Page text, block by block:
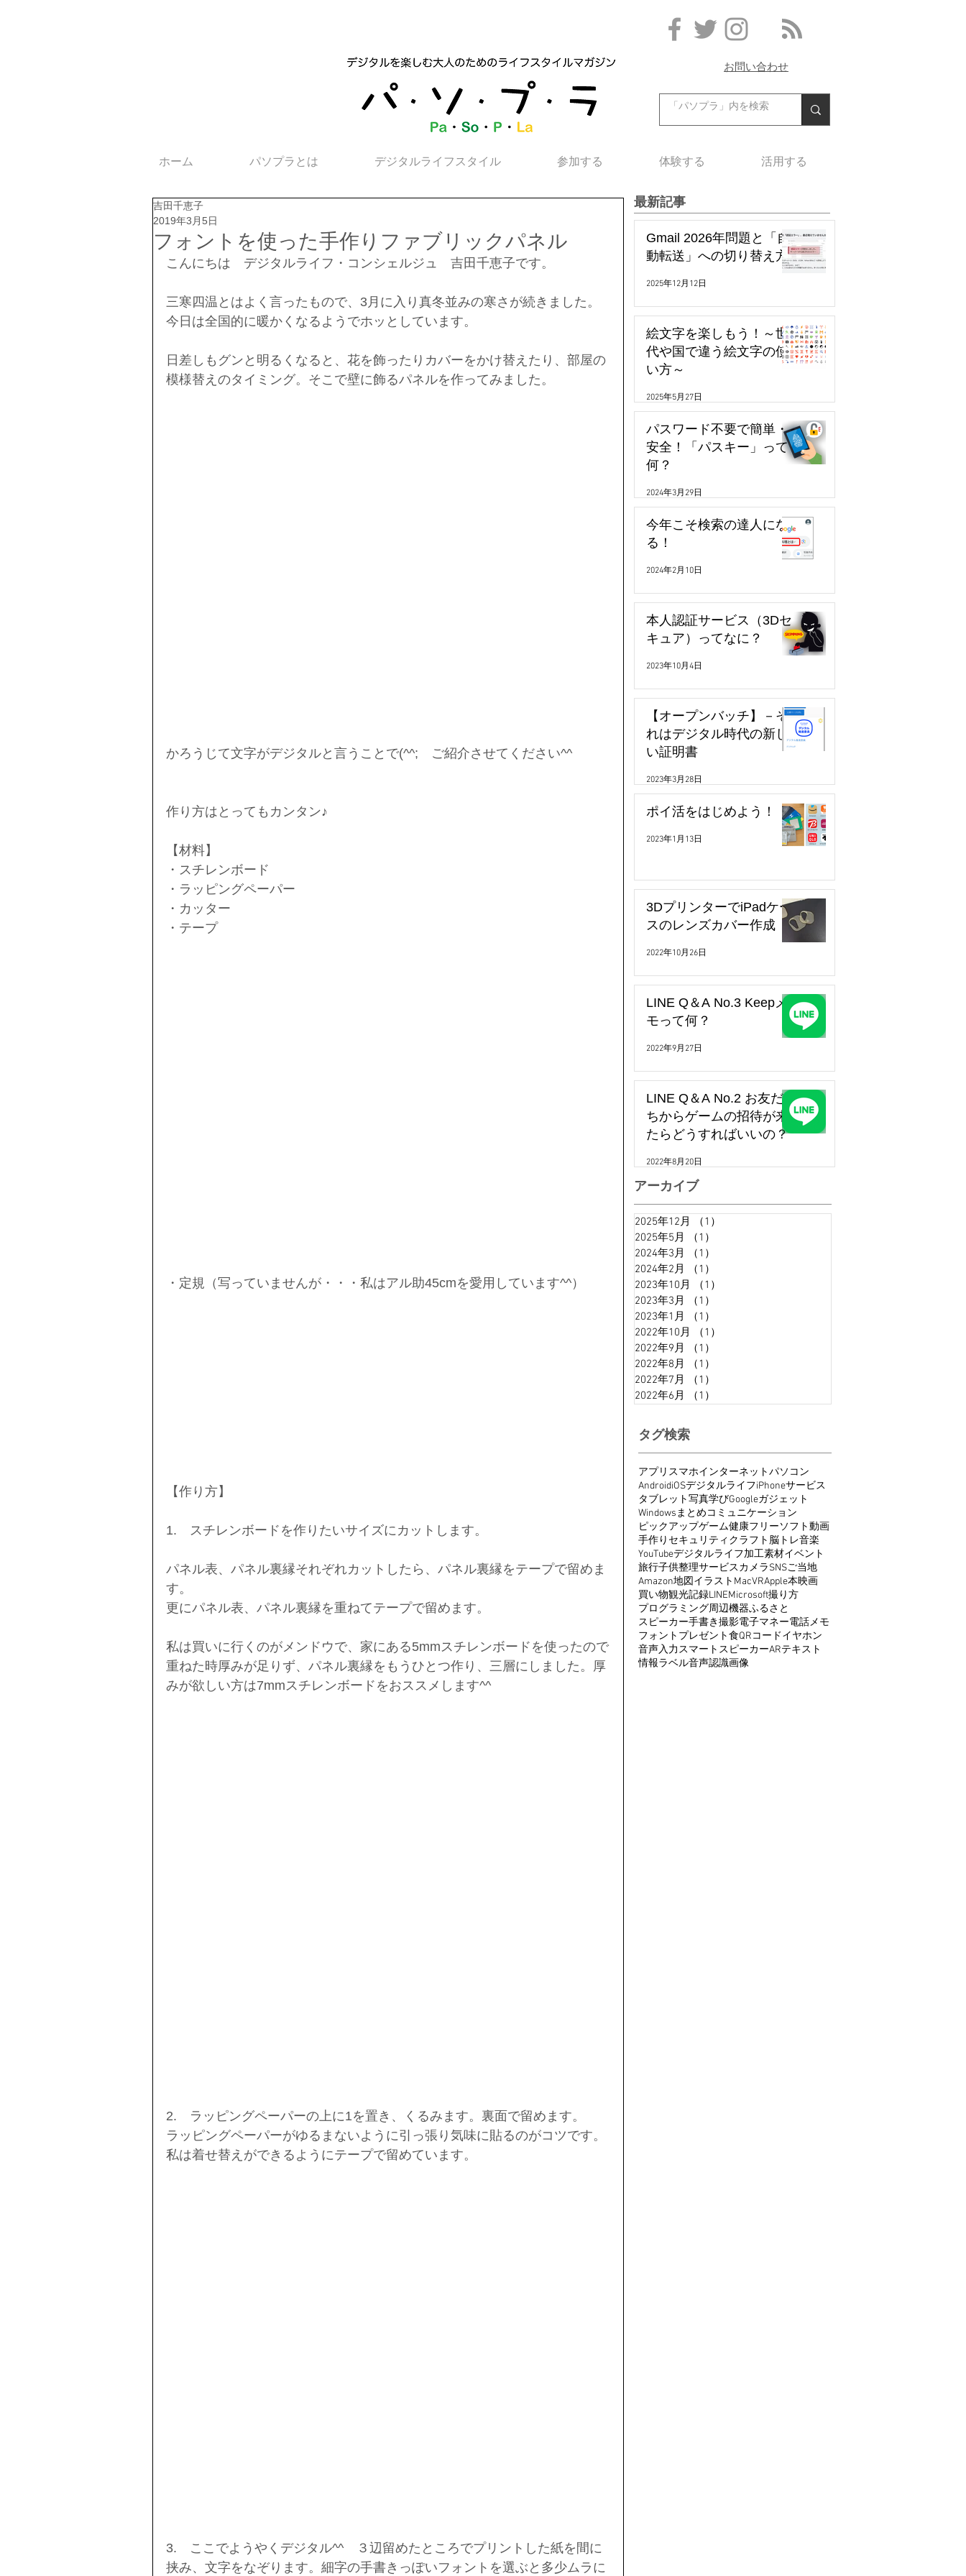
お問い合わせ
ホーム パソプラとは デジタルライフスタイル 参加する 体験する 活用する
フォントを使った手作りファブリックパネル
吉田千恵子
2019年3月5日
こんにちは　デジタルライフ・コンシェルジュ　吉田千恵子です。
三寒四温とはよく言ったもので、3月に入り真冬並みの寒さが続きました。
今日は全国的に暖かくなるようでホッとしています。
日差しもグンと明るくなると、花を飾ったりカバーをかけ替えたり、部屋の
模様替えのタイミング。そこで壁に飾るパネルを作ってみました。
かろうじて文字がデジタルと言うことで(^^;　ご紹介させてください^^
作り方はとってもカンタン♪
【材料】
・スチレンボード
・ラッピングペーパー
・カッター
・テープ
・定規（写っていませんが・・・私はアル助45cmを愛用しています^^）
【作り方】
1.　スチレンボードを作りたいサイズにカットします。
パネル表、パネル裏縁それぞれカットしたら、パネル裏縁をテープで留めま
す。
更にパネル表、パネル裏縁を重ねてテープで留めます。
私は買いに行くのがメンドウで、家にある5mmスチレンボードを使ったので
重ねた時厚みが足りず、パネル裏縁をもうひとつ作り、三層にしました。厚
みが欲しい方は7mmスチレンボードをおススメします^^
2.　ラッピングペーパーの上に1を置き、くるみます。裏面で留めます。
ラッピングペーパーがゆるまないように引っ張り気味に貼るのがコツです。
私は着せ替えができるようにテープで留めています。
3.　ここでようやくデジタル^^　３辺留めたところでプリントした紙を間に
挟み、文字をなぞります。細字の手書きっぽいフォントを選ぶと多少ムラに
最新記事
Gmail 2026年問題と「自
動転送」への切り替え方
2025年12月12日
絵文字を楽しもう！～世
代や国で違う絵文字の使
い方～
2025年5月27日
パスワード不要で簡単・
安全！「パスキー」って
何？
2024年3月29日
今年こそ検索の達人にな
る！
2024年2月10日
本人認証サービス（3Dセ
キュア）ってなに？
2023年10月4日
【オープンバッチ】－そ
れはデジタル時代の新し
い証明書
2023年3月28日
ポイ活をはじめよう！
2023年1月13日
3DプリンターでiPadケー
スのレンズカバー作成
2022年10月26日
LINE Q＆A No.3 Keepメ
モって何？
2022年9月27日
LINE Q＆A No.2 お友だ
ちからゲームの招待が来
たらどうすればいいの？
2022年8月20日
アーカイブ
2025年12月 （1）
2025年5月
（1）
2024年3月
（1）
2024年2月
（1）
2023年10月
（1）
2023年3月
（1）
2023年1月
（1）
2022年10月
（1）
2022年9月
（1）
2022年8月
（1）
2022年7月
（1）
2022年6月
（1）
タグ検索
アプリ スマホインターネットパソコン
AndroidiOSデジタルライフiPhoneサービス
タブレット写真学びGoogleガジェット
Windowsまとめコミュニケーション
ピックアップゲーム健康フリーソフト動画
手作り セキュリティ クラフト脳トレ音楽
YouTubeデジタルライフ加工素材イベント
旅行子供整理サービスカメラSNSご当地
Amazon地図イラスト MacVRApple本映画
買い物観光記録LINEMicrosoft撮り方
プログラミング周辺機器ふるさと
スピーカー手書き撮影電子マネー電話メモ
フォント プレゼント食QRコードイヤホン
音声入力スマートスピーカーARテキスト
情報ラベル音声認識画像